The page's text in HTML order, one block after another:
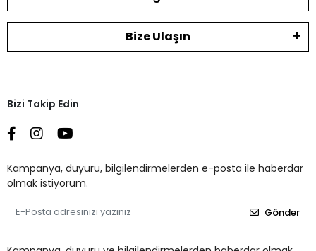
Bize Ulaşın
Bizi Takip Edin
Kampanya, duyuru, bilgilendirmelerden e-posta ile haberdar
olmak istiyorum.
Gönder